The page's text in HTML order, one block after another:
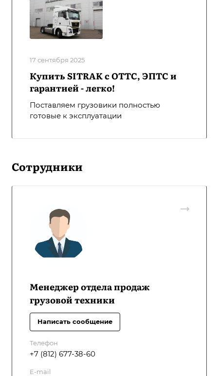
17 сентября 2025
Купить SITRAK с ОТТС, ЭПТС и
гарантией - легко!
Поставляем грузовики полностью
готовые к эксплуатации
Сотрудники
Менеджер отдела продаж
грузовой техники
Написать сообщение
Телефон
+7 (812) 677-38-60
E-mail